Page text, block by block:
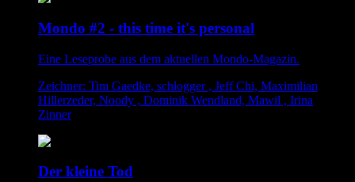
Mondo #2 - this time it's personal
Eine Leseprobe aus dem aktuellen Mondo-Magazin.
Zeichner: Tim Gaedke, schlogger , Jeff Chi, Maximilian
Hillerzeder, Noody , Dominik Wendland, Mawil , Irina
Zinner
Der kleine Tod